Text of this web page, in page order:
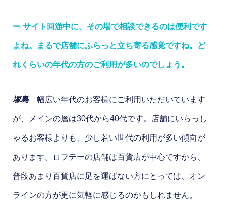
ー サイト回游中に、その場で相談できるのは便利です
よね。まるで店舗にふらっと立ち寄る感覚ですね。ど
れくらいの年代の方のご利用が多いのでしょう。
塚島 幅広い年代のお客様にご利用いただいています
が、メインの層は30代から40代です。店舗にいらっし
ゃるお客様よりも、少し若い世代の利用が多い傾向が
あります。ロフテーの店舗は百貨店が中心ですから、
普段あまり百貨店に足を運ばない方にとっては、オン
ラインの方が更に気軽に感じるのかもしれません。